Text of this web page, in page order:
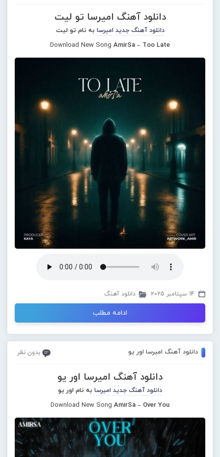
دانلود آهنگ امیرسا تو لیت
دانلود آهنگ جدید امیرسا به نام تو لیت
Download New Song AmirSa – Too Late
14 سپتامبر 2025 دانلود آهنگ
ادامه مطلب
دانلود آهنگ امیرسا اور یو بدون نظر
دانلود آهنگ امیرسا اور یو
دانلود آهنگ جدید امیرسا به نام اور یو
Download New Song AmirSa – Over You